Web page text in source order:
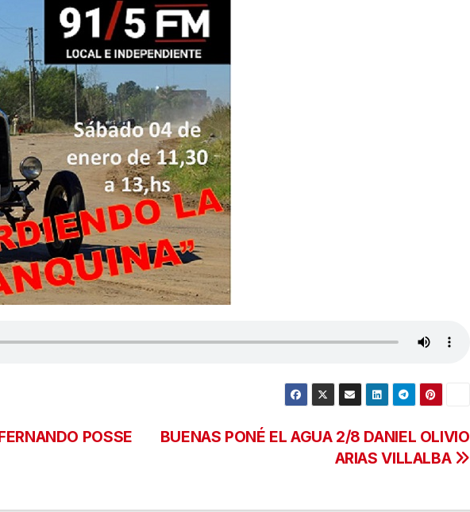
BUENAS PONÉ EL AGUA 2/8 DANIEL OLIVIO
ARIAS VILLALBA
POSSE